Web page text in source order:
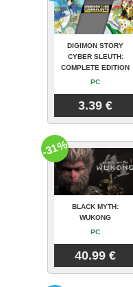
DIGIMON STORY
CYBER SLEUTH:
COMPLETE EDITION
PC
3.39 €
BLACK MYTH:
WUKONG
PC
40.99 €
-31%